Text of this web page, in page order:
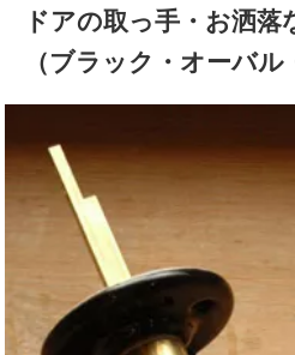
ドアの取っ手・お洒
（ブラック・オーバ